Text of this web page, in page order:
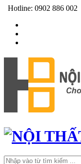
Hotline: 0902 886 002